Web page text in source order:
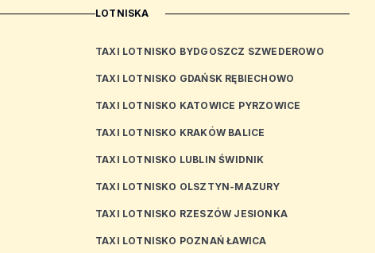
LOTNISKA
TAXI LOTNISKO BYDGOSZCZ SZWEDEROWO
TAXI LOTNISKO GDAŃSK RĘBIECHOWO
TAXI LOTNISKO KATOWICE PYRZOWICE
TAXI LOTNISKO KRAKÓW BALICE
TAXI LOTNISKO LUBLIN ŚWIDNIK
TAXI LOTNISKO OLSZTYN-MAZURY
TAXI LOTNISKO RZESZÓW JESIONKA
TAXI LOTNISKO POZNAŃ ŁAWICA